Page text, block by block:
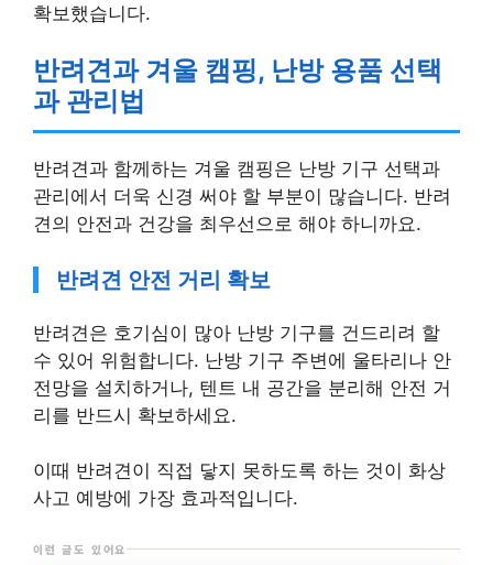
확보했습니다.
반려견과 겨울 캠핑, 난방 용품 선택
과 관리법
반려견과 함께하는 겨울 캠핑은 난방 기구 선택과
관리에서 더욱 신경 써야 할 부분이 많습니다. 반려
견의 안전과 건강을 최우선으로 해야 하니까요.
반려견 안전 거리 확보
반려견은 호기심이 많아 난방 기구를 건드리려 할
수 있어 위험합니다. 난방 기구 주변에 울타리나 안
전망을 설치하거나, 텐트 내 공간을 분리해 안전 거
리를 반드시 확보하세요.
이때 반려견이 직접 닿지 못하도록 하는 것이 화상
사고 예방에 가장 효과적입니다.
이런 글도 있어요